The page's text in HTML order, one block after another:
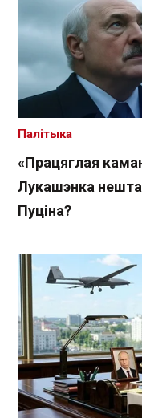
«Працяглая
Лукашэнка нешта,
Пуціна?
Палітыка